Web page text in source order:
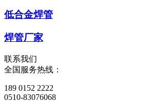
低合金焊管
焊管厂家
联系我们
全国服务热线：
189 0152 2222
0510-83076068